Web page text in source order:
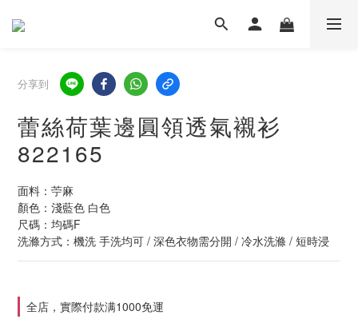
分享到
蕾絲荷葉邊圓領透氣襯衫
822165
面料：苧麻
顏色：淺藍色 白色
尺碼：均碼F
洗滌方式：機洗 手洗均可 / 深色衣物需分開 / 冷水洗滌 / 短時浸
全店，實際付款满1000免運